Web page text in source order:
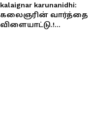
போடாக போட்ட முதல்வர்
விஜய்
kalaignar karunanidhi:
கலைஞரின் வார்த்தை
விளையாட்டு.!